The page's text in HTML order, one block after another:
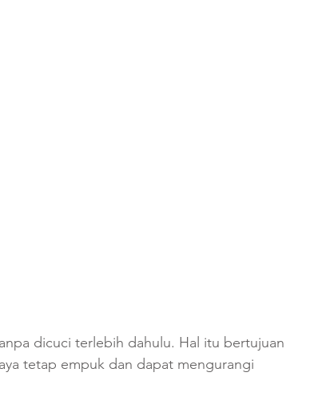
dicuci terlebih dahulu. Hal itu bertujuan
tetap empuk dan dapat mengurangi